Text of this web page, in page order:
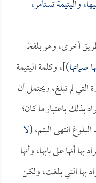
واليتيمة تستأمر،
أخرى، وهو بلفظ
صماتها)]، وكلمة اليتيمة
التي لم تبلغ، ويحتمل أن
بذلك باعتبار ما كان؛
انتهى اليتم، (لا
أنها على بابها، وأنها
بها التي بلغت، ولكن